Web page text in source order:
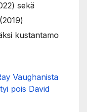
sekä
kustantamo
Vaughanista
pois David